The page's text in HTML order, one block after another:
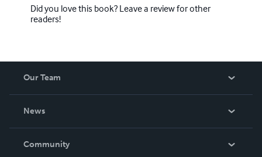
Did you love this book? Leave a review for other
readers!
Our Team
News
In The News
Community